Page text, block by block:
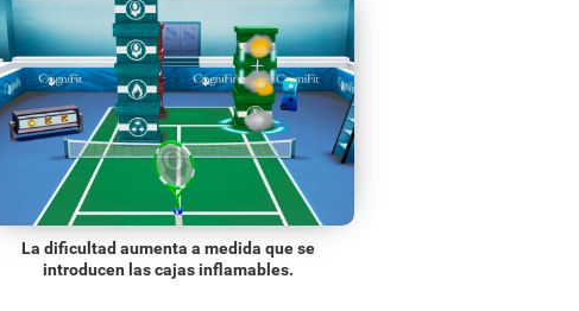
La dificultad aumenta a medida que se
introducen las cajas inflamables.